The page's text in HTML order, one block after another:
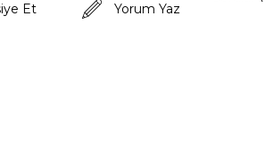
Et Yorum Yaz